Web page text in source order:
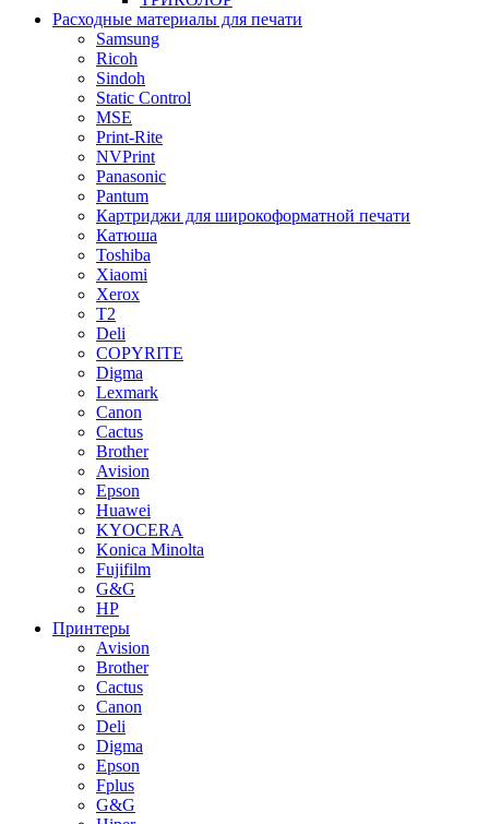
Расходные материалы для печати
Samsung
Ricoh
Sindoh
Static Control
MSE
Print-Rite
NVPrint
Panasonic
Pantum
Картриджи для широкоформатной печати
Катюша
Toshiba
Xiaomi
Xerox
T2
Deli
COPYRITE
Digma
Lexmark
Canon
Cactus
Brother
Avision
Epson
Huawei
KYOCERA
Konica Minolta
Fujifilm
G&G
HP
Принтеры
Avision
Brother
Cactus
Canon
Deli
Digma
Epson
Fplus
G&G